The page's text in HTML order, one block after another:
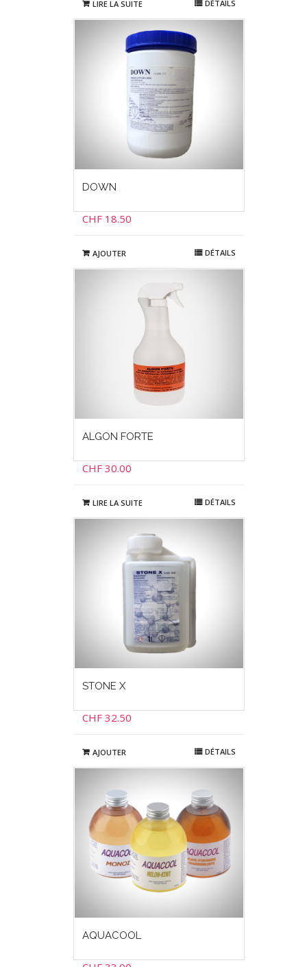
LIRE LA SUITE DÉTAILS
DOWN
CHF18.50
AJOUTER DÉTAILS
ALGON FORTE
CHF30.00
LIRE LA SUITE DÉTAILS
STONE X
CHF32.50
AJOUTER DÉTAILS
AQUACOOL